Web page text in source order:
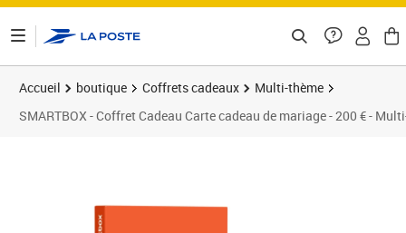
Accueil boutique Coffrets cadeaux
Multi-thème
SMARTBOX - Coffret Cadeau Carte cadeau de mariage - 200 € -